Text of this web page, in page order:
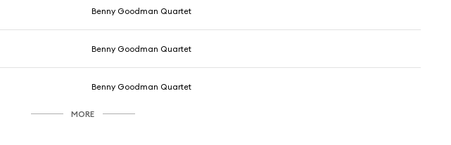
Benny Goodman Quartet
Benny Goodman Quartet
Benny Goodman Quartet
MORE